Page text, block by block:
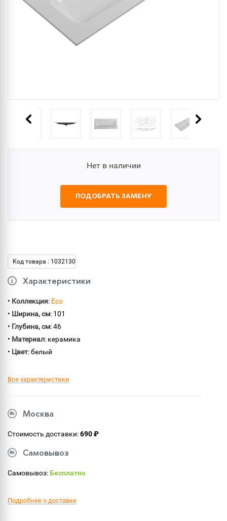
Нет в наличии
ПОДОБРАТЬ ЗАМЕНУ
Код товара : 1032130
Характеристики
• Коллекция: Eco
• Ширина, см: 101
• Глубина, см: 46
• Материал: керамика
• Цвет: белый
Все характеристики
Москва
Стоимость доставки:690 ₽
Самовывоз
Самовывоз:Бесплатно
Подробнее о доставке